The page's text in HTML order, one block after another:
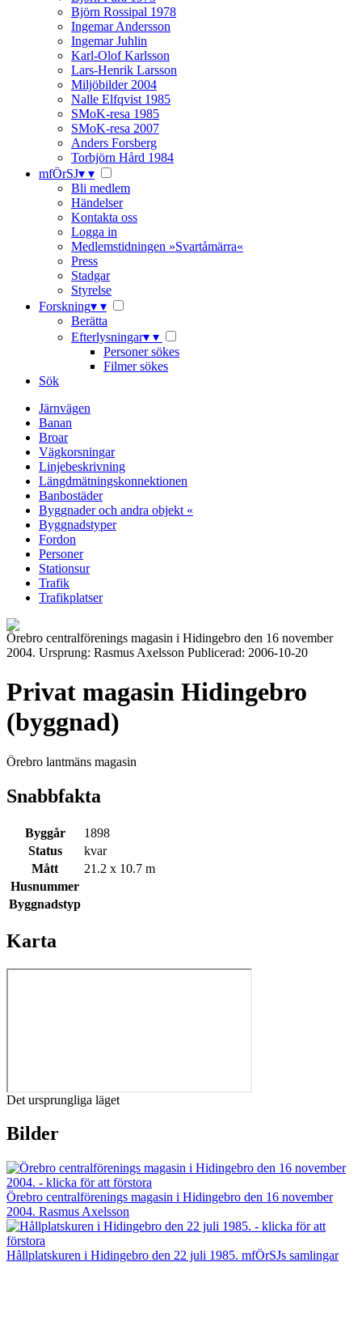
Björn Rossipal 1978
Ingemar Andersson
Ingemar Juhlin
Karl-Olof Karlsson
Lars-Henrik Larsson
Miljöbilder 2004
Nalle Elfqvist 1985
SMoK-resa 1985
SMoK-resa 2007
Anders Forsberg
Torbjörn Hård 1984
mfÖrSJ▾ ▾
Bli medlem
Händelser
Kontakta oss
Logga in
Medlemstidningen »Svartåmärra«
Press
Stadgar
Styrelse
Forskning▾ ▾
Berätta
Efterlysningar▾ ▾
Personer sökes
Filmer sökes
Sök
Järnvägen
Banan
Broar
Vägkorsningar
Linjebeskrivning
Längdmätningskonnektionen
Banbostäder
Byggnader och andra objekt «
Byggnadstyper
Fordon
Personer
Stationsur
Trafik
Trafikplatser
Örebro centralförenings magasin i Hidingebro den 16 november
2004. Ursprung: Rasmus Axelsson Publicerad: 2006-10-20
Privat magasin Hidingebro
(byggnad)
Örebro lantmäns magasin
Snabbfakta
Byggår
1898
Status
kvar
Mått
21.2 x 10.7 m
Husnummer
Byggnadstyp
Karta
Det ursprungliga läget
Bilder
Örebro centralförenings magasin i Hidingebro den 16 november
2004. Rasmus Axelsson
Hållplatskuren i Hidingebro den 22 juli 1985. mfÖrSJs samlingar